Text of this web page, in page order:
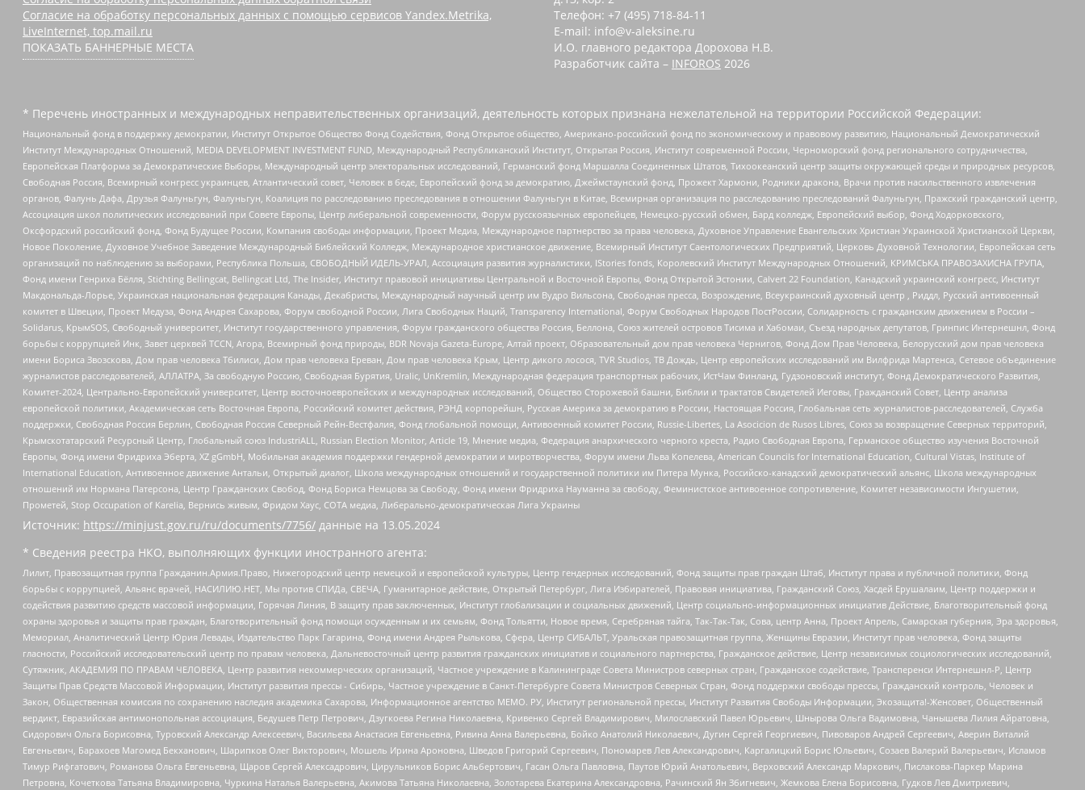
Согласие на обработку персональных данных с помощью сервисов Yandex.Metrika,
LiveInternet, top.mail.ru
ПОКАЗАТЬ БАННЕРНЫЕ МЕСТА
Телефон: +7 (495) 718-84-11
E-mail: info@v-aleksine.ru
И.О. главного редактора Дорохова Н.В.
Разработчик сайта – INFOROS 2026
* Перечень иностранных и международных неправительственных организаций, деятельность которых признана нежелательной на территории Российской Федерации:
Национальный фонд в поддержку демократии, Институт Открытое Общество Фонд Содействия, Фонд Открытое общество, Американо-российский фонд по экономическому и правовому развитию, Национальный Демократический
Институт Международных Отношений, MEDIA DEVELOPMENT INVESTMENT FUND, Международный Республиканский Институт, Открытая Россия, Институт современной России, Черноморский фонд регионального сотрудничества,
Европейская Платформа за Демократические Выборы, Международный центр электоральных исследований, Германский фонд Маршалла Соединенных Штатов, Тихоокеанский центр защиты окружающей среды и природных ресурсов,
Свободная Россия, Всемирный конгресс украинцев, Атлантический совет, Человек в беде, Европейский фонд за демократию, Джеймстаунский фонд, Прожект Хармони, Родники дракона, Врачи против насильственного извлечения
органов, Фалунь Дафа, Друзья Фалуньгун, Фалуньгун, Коалиция по расследованию преследования в отношении Фалуньгун в Китае, Всемирная организация по расследованию преследований Фалуньгун, Пражский гражданский центр,
Ассоциация школ политических исследований при Совете Европы, Центр либеральной современности, Форум русскоязычных европейцев, Немецко-русский обмен, Бард колледж, Европейский выбор, Фонд Ходорковского,
Оксфордский российский фонд, Фонд Будущее России, Компания свободы информации, Проект Медиа, Международное партнерство за права человека, Духовное Управление Евангельских Христиан Украинской Христианской Церкви,
Новое Поколение, Духовное Учебное Заведение Международный Библейский Колледж, Международное христианское движение, Всемирный Институт Саентологических Предприятий, Церковь Духовной Технологии, Европейская сеть
организаций по наблюдению за выборами, Республика Польша, СВОБОДНЫЙ ИДЕЛЬ-УРАЛ, Ассоциация развития журналистики, IStories fonds, Королевский Институт Международных Отношений, КРИМСЬКА ПРАВОЗАХИСНА ГРУПА,
Фонд имени Генриха Бёлля, Stichting Bellingcat, Bellingcat Ltd, The Insider, Институт правовой инициативы Центральной и Восточной Европы, Фонд Открытой Эстонии, Calvert 22 Foundation, Канадский украинский конгресс, Институт
Макдональда-Лорье, Украинская национальная федерация Канады, Декабристы, Международный научный центр им Вудро Вильсона, Свободная пресса, Возрождение, Всеукраинский духовный центр , Риддл, Русский антивоенный
комитет в Швеции, Проект Медуза, Фонд Андрея Сахарова, Форум свободной России, Лига Свободных Наций, Transparеncy International, Форум Свободных Народов ПостРоссии, Солидарность с гражданским движением в России –
Solidarus, КрымSOS, Свободный университет, Институт государственного управления, Форум гражданского общества Россия, Беллона, Союз жителей островов Тисима и Хабомаи, Съезд народных депутатов, Гринпис Интернешнл, Фонд
борьбы с коррупцией Инк, Завет церквей TCCN, Агора, Всемирный фонд природы, BDR Novaja Gazeta-Europe, Алтай проект, Образовательный дом прав человека Чернигов, Фонд Дом Прав Человека, Белорусский дом прав человека
имени Бориса Звозскова, Дом прав человека Тбилиси, Дом прав человека Ереван, Дом прав человека Крым, Центр дикого лосося, TVR Studios, ТВ Дождь, Центр европейских исследований им Вилфрида Мартенса, Сетевое объединение
журналистов расследователей, АЛЛАТРА, За свободную Россию, Свободная Бурятия, Uralic, UnKremlin, Международная федерация транспортных рабочих, ИстЧам Финланд, Гудзоновский институт, Фонд Демократического Развития,
Комитет-2024, Центрально-Европейский университет, Центр восточноевропейских и международных исследований, Общество Сторожевой башни, Библии и трактатов Свидетелей Иеговы, Гражданский Совет, Центр анализа
европейской политики, Академическая сеть Восточная Европа, Российский комитет действия, РЭНД корпорейшн, Русская Америка за демократию в России, Настоящая Россия, Глобальная сеть журналистов-расследователей, Служба
поддержки, Свободная Россия Берлин, Свободная Россия Северный Рейн-Вестфалия, Фонд глобальной помощи, Антивоенный комитет России, Russie-Libertes, La Asocicion de Rusos Libres, Союз за возвращение Северных территорий,
Крымскотатарский Ресурсный Центр, Глобальный союз IndustriALL, Russian Election Monitor, Article 19, Мнение медиа, Федерация анархического черного креста, Радио Свободная Европа, Германское общество изучения Восточной
Европы, Фонд имени Фридриха Эберта, XZ gGmbH, Мобильная академия поддержки гендерной демократии и миротворчества, Форум имени Льва Копелева, American Councils for International Education, Cultural Vistas, Institute of
International Education, Антивоенное движение Антальи, Открытый диалог, Школа международных отношений и государственной политики им Питера Мунка, Российско-канадский демократический альянс, Школа международных
отношений им Нормана Патерсона, Центр Гражданских Свобод, Фонд Бориса Немцова за Свободу, Фонд имени Фридриха Науманна за свободу, Феминистское антивоенное сопротивление, Комитет независимости Ингушетии,
Прометей, Stop Occupation of Karelia, Вернись живым, Фридом Хаус, СОТА медиа, Либерально-демократическая Лига Украины
Источник: https://minjust.gov.ru/ru/documents/7756/ данные на 13.05.2024
* Сведения реестра НКО, выполняющих функции иностранного агента:
Лилит, Правозащитная группа Гражданин.Армия.Право, Нижегородский центр немецкой и европейской культуры, Центр гендерных исследований, Фонд защиты прав граждан Штаб, Институт права и публичной политики, Фонд
борьбы с коррупцией, Альянс врачей, НАСИЛИЮ.НЕТ, Мы против СПИДа, СВЕЧА, Гуманитарное действие, Открытый Петербург, Лига Избирателей, Правовая инициатива, Гражданский Союз, Хасдей Ерушалаим, Центр поддержки и
содействия развитию средств массовой информации, Горячая Линия, В защиту прав заключенных, Институт глобализации и социальных движений, Центр социально-информационных инициатив Действие, Благотворительный фонд
охраны здоровья и защиты прав граждан, Благотворительный фонд помощи осужденным и их семьям, Фонд Тольятти, Новое время, Серебряная тайга, Так-Так-Так, Сова, центр Анна, Проект Апрель, Самарская губерния, Эра здоровья,
Мемориал, Аналитический Центр Юрия Левады, Издательство Парк Гагарина, Фонд имени Андрея Рылькова, Сфера, Центр СИБАЛЬТ, Уральская правозащитная группа, Женщины Евразии, Институт прав человека, Фонд защиты
гласности, Российский исследовательский центр по правам человека, Дальневосточный центр развития гражданских инициатив и социального партнерства, Гражданское действие, Центр независимых социологических исследований,
Сутяжник, АКАДЕМИЯ ПО ПРАВАМ ЧЕЛОВЕКА, Центр развития некоммерческих организаций, Частное учреждение в Калининграде Совета Министров северных стран, Гражданское содействие, Трансперенси Интернешнл-Р, Центр
Защиты Прав Средств Массовой Информации, Институт развития прессы - Сибирь, Частное учреждение в Санкт-Петербурге Совета Министров Северных Стран, Фонд поддержки свободы прессы, Гражданский контроль, Человек и
Закон, Общественная комиссия по сохранению наследия академика Сахарова, Информационное агентство МЕМО. РУ, Институт региональной прессы, Институт Развития Свободы Информации, Экозащита!-Женсовет, Общественный
вердикт, Евразийская антимонопольная ассоциация, Бедушев Петр Петрович, Дзугкоева Регина Николаевна, Кривенко Сергей Владимирович, Милославский Павел Юрьевич, Шнырова Ольга Вадимовна, Чанышева Лилия Айратовна,
Сидорович Ольга Борисовна, Туровский Александр Алексеевич, Васильева Анастасия Евгеньевна, Ривина Анна Валерьевна, Бойко Анатолий Николаевич, Дугин Сергей Георгиевич, Пивоваров Андрей Сергеевич, Аверин Виталий
Евгеньевич, Барахоев Магомед Бекханович, Шарипков Олег Викторович, Мошель Ирина Ароновна, Шведов Григорий Сергеевич, Пономарев Лев Александрович, Каргалицкий Борис Юльевич, Созаев Валерий Валерьевич, Исламов
Тимур Рифгатович, Романова Ольга Евгеньевна, Щаров Сергей Алексадрович, Цирульников Борис Альбертович, Гасан Ольга Павловна, Паутов Юрий Анатольевич, Верховский Александр Маркович, Пислакова-Паркер Марина
Петровна, Кочеткова Татьяна Владимировна, Чуркина Наталья Валерьевна, Акимова Татьяна Николаевна, Золотарева Екатерина Александровна, Рачинский Ян Збигневич, Жемкова Елена Борисовна, Гудков Лев Дмитриевич,